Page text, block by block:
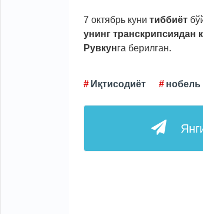
7 октябрь куни тиббиёт
унинг транскрипсиядан
Рувкунга берилган.
Иқтисодиёт